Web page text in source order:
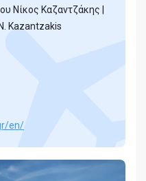
Νίκος Καζαντζάκης |
Kazantzakis
en/